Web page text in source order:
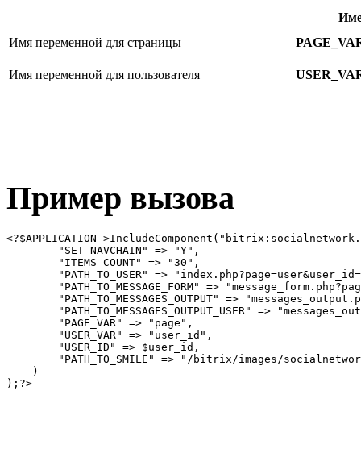
Имя переменной для страницы
Имя переменной для пользователя
Пример вызова
<?$APPLICATION-
        "SET_NAVCHAIN" => "Y",
        "ITEMS_COUNT" => "30",
"PATH_TO_USER" =>
"PATH_TO_MESSAGE_FORM" =>
"PATH_TO_MESSAGES_OUTPUT" =>
"PATH_TO_MESSAGES_OUTPUT_USER" =>
        "PAGE_VAR" => "page",
        "USER_VAR" => "user_id",
        "USER_ID" => $user_id,
"PATH_TO_SMILE" => "/bitrix/images/
    )